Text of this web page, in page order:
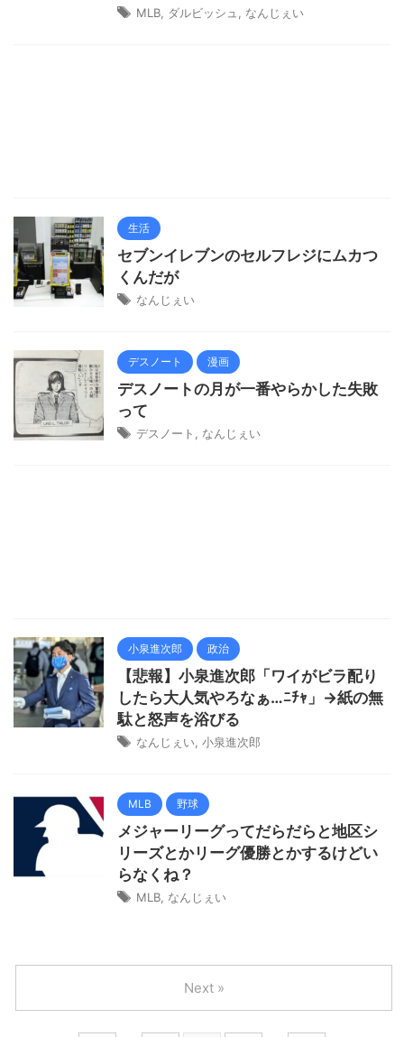
MLB ダルビッシュ なんじぇい
生活
セブンイレブンのセルフレジにムカつ
くんだが
なんじぇい
デスノート 漫画
デスノートの月が一番やらかした失敗
って
デスノート なんじぇい
小泉進次郎 政治
【悲報】小泉進次郎「ワイがビラ配り
したら大人気やろなぁ…ﾆﾁｬ」→紙の無
駄と怒声を浴びる
なんじぇい 小泉進次郎
MLB 野球
メジャーリーグってだらだらと地区シ
リーズとかリーグ優勝とかするけどい
らなくね？
MLB なんじぇい
Next »